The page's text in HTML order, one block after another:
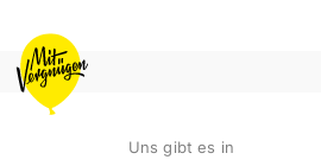
MIT
VERGNÜGEN
BERLIN
Uns gibt es in